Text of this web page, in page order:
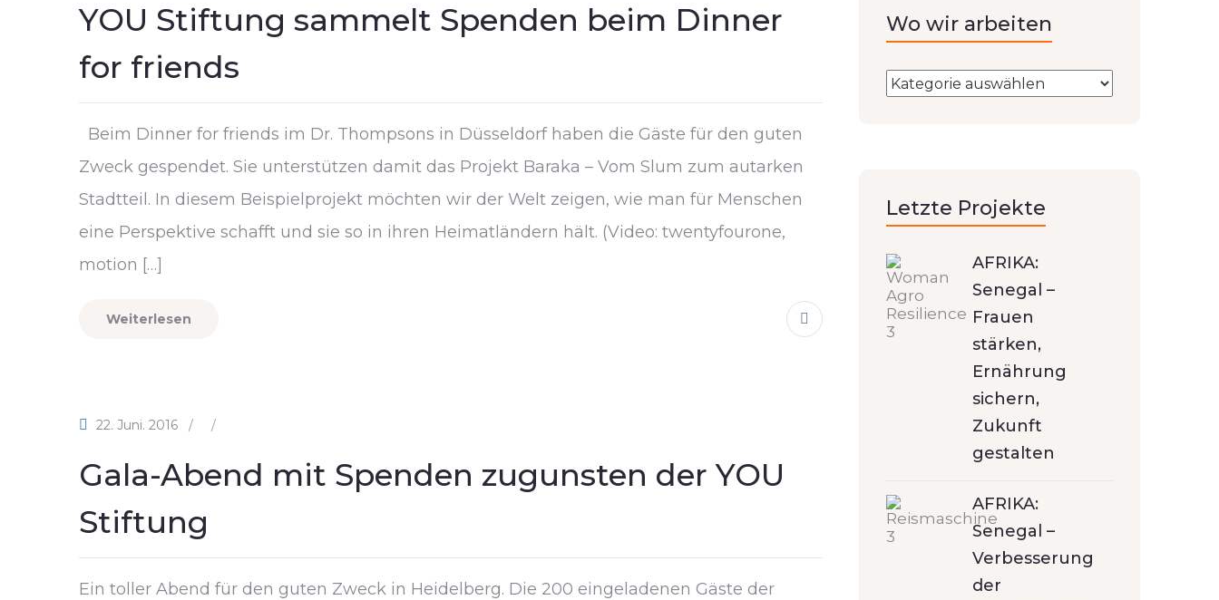
YOU Stiftung sammelt Spenden beim Dinner
for friends
Beim Dinner for friends im Dr. Thompsons in Düsseldorf haben die Gäste für den guten
Zweck gespendet. Sie unterstützen damit das Projekt Baraka – Vom Slum zum autarken
Stadtteil. In diesem Beispielprojekt möchten wir der Welt zeigen, wie man für Menschen
eine Perspektive schafft und sie so in ihren Heimatländern hält. (Video: twentyfourone,
motion […]
Weiterlesen
22. Juni. 2016 / /
Gala-Abend mit Spenden zugunsten der YOU
Stiftung
Ein toller Abend für den guten Zweck in Heidelberg. Die 200 eingeladenen Gäste der
Wo wir arbeiten
Letzte Projekte
AFRIKA:
Senegal –
Frauen
stärken,
Ernährung
sichern,
Zukunft
gestalten
AFRIKA:
Senegal –
Verbesserung
der